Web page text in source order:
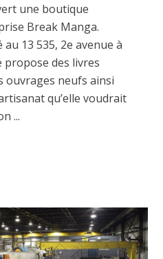
une boutique
Break Manga.
13 535, 2e avenue à
propose des livres
ouvrages neufs ainsi
qu’elle voudrait
...